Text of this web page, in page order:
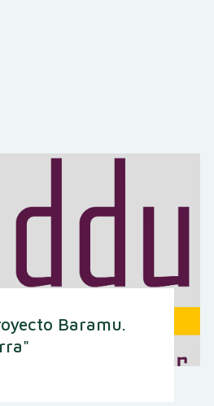
Baramu.